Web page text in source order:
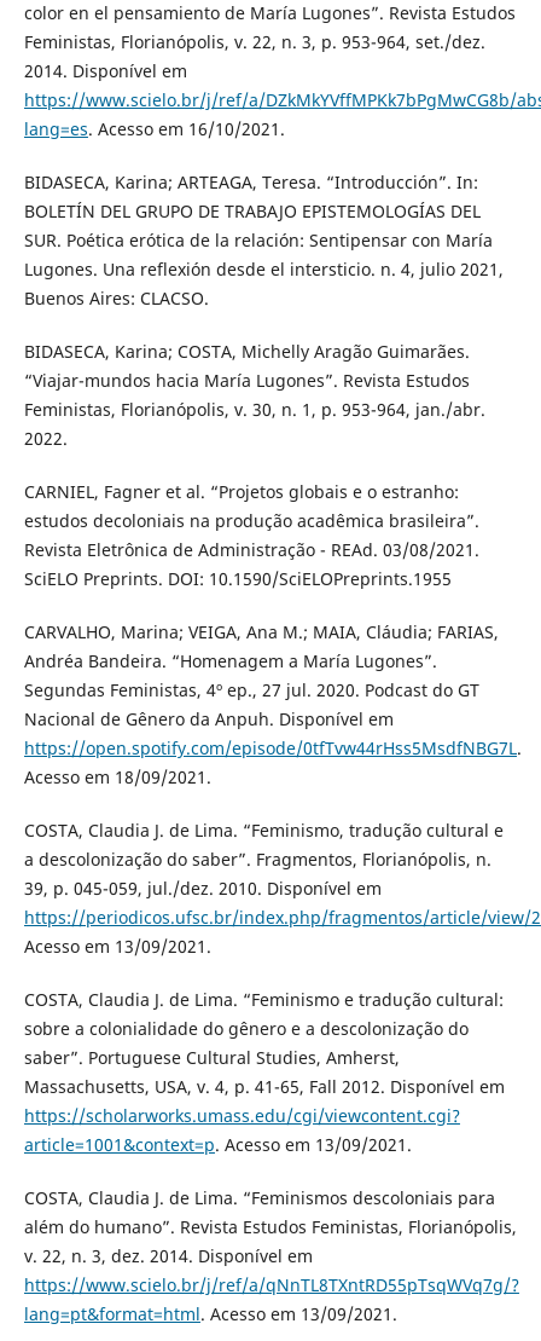
color en el pensamiento de María Lugones”. Revista Estudos
Feministas, Florianópolis, v. 22, n. 3, p. 953-964, set./dez.
2014. Disponível em
https://www.scielo.br/j/ref/a/DZkMkYVffMPKk7bPgMwCG8b/
lang=es. Acesso em 16/10/2021.
BIDASECA, Karina; ARTEAGA, Teresa. “Introducción”. In:
BOLETÍN DEL GRUPO DE TRABAJO EPISTEMOLOGÍAS DEL
SUR. Poética erótica de la relación: Sentipensar con María
Lugones. Una reflexión desde el intersticio. n. 4, julio 2021,
Buenos Aires: CLACSO.
BIDASECA, Karina; COSTA, Michelly Aragão Guimarães.
“Viajar-mundos hacia María Lugones”. Revista Estudos
Feministas, Florianópolis, v. 30, n. 1, p. 953-964, jan./abr.
2022.
CARNIEL, Fagner et al. “Projetos globais e o estranho:
estudos decoloniais na produção acadêmica brasileira”.
Revista Eletrônica de Administração - REAd. 03/08/2021.
SciELO Preprints. DOI: 10.1590/SciELOPreprints.1955
CARVALHO, Marina; VEIGA, Ana M.; MAIA, Cláudia; FARIAS,
Andréa Bandeira. “Homenagem a María Lugones”.
Segundas Feministas, 4º ep., 27 jul. 2020. Podcast do GT
Nacional de Gênero da Anpuh. Disponível em
https://open.spotify.com/episode/0tfTvw44rHss5MsdfNBG7L.
Acesso em 18/09/2021.
COSTA, Claudia J. de Lima. “Feminismo, tradução cultural e
a descolonização do saber”. Fragmentos, Florianópolis, n.
39, p. 045-059, jul./dez. 2010. Disponível em
https://periodicos.ufsc.br/index.php/fragmentos/article/view/
Acesso em 13/09/2021.
COSTA, Claudia J. de Lima. “Feminismo e tradução cultural:
sobre a colonialidade do gênero e a descolonização do
saber”. Portuguese Cultural Studies, Amherst,
Massachusetts, USA, v. 4, p. 41-65, Fall 2012. Disponível em
https://scholarworks.umass.edu/cgi/viewcontent.cgi?
article=1001&context=p. Acesso em 13/09/2021.
COSTA, Claudia J. de Lima. “Feminismos descoloniais para
além do humano”. Revista Estudos Feministas, Florianópolis,
v. 22, n. 3, dez. 2014. Disponível em
https://www.scielo.br/j/ref/a/qNnTL8TXntRD55pTsqWVq7g/?
lang=pt&format=html. Acesso em 13/09/2021.